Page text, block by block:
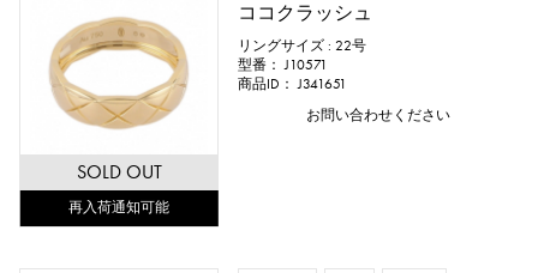
SOLD OUT
再入荷通知可能
ココクラッシュ
リングサイズ : 22号
型番： J10571
商品ID： J341651
お問い合わせください